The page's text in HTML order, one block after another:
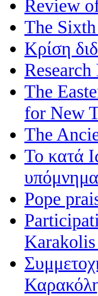
Review
The
Κρίση
The
for New
The
Το κατά
Pope